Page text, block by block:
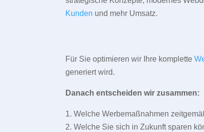
Kunden und mehr Umsatz.
Für Sie optimieren wir Ihre komplette
generiert wird.
Danach entscheiden wir zusammen:
1. Welche Werbemaßnahmen
2. Welche Sie sich in Zukunft sparen